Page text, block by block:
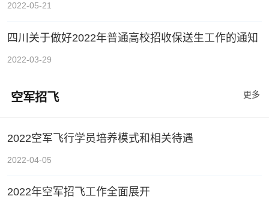
2022-05-21
四川关于做好2022年普通高校招收保送生工作的通知
2022-03-29
空军招飞 更多
2022空军飞行学员培养模式和相关待遇
2022-04-05
2022年空军招飞工作全面展开